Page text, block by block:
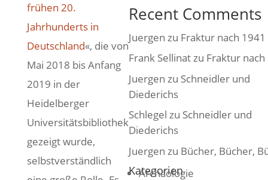
frühen 20.
Jahrhunderts in
Deutschland«, die von
Mai 2018 bis Anfang
2019 in der
Heidelberger
Universitätsbibliothek
gezeigt wurde,
selbstverständlich
Recent Comments
Juergen zu Fraktur nach 1941
Frank Sellinatzu Fraktur
Juergen zu Schneidler und
Diederichs
Schlegel zu Schneidler und
Diederichs
Juergen zu Bücher, Bücher,
Kategorien
Archäologie